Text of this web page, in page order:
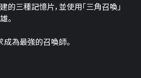
三種記憶片，並使用「三角召喚」
。
成為最強的召喚師。